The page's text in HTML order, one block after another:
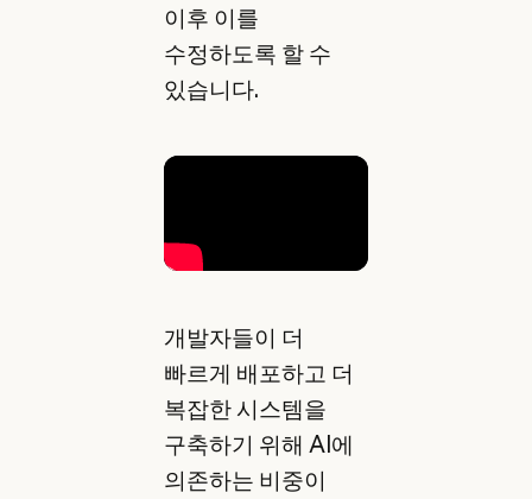
이후 이를
수정하도록 할 수
있습니다.
개발자들이 더
빠르게 배포하고 더
복잡한 시스템을
구축하기 위해 AI에
의존하는 비중이